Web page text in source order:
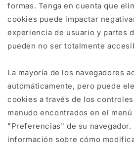
formas. Tenga en cuenta que
cookies puede impactar
experiencia de usuario y partes
pueden no ser totalmente
La mayoría de los navegadores
automáticamente, pero puede
cookies a través de los
menudo encontrados en el
"Preferencias" de su navegador.
información sobre cómo